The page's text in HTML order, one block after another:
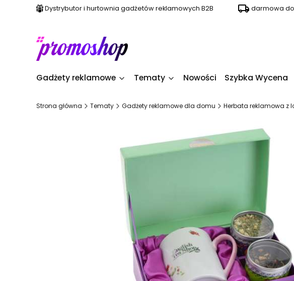
Dystrybutor i hurtownia gadżetów reklamowych B2B darmowa
Gadżety reklamowe Tematy Nowości Szybka Wycena
Strona główna Tematy Gadżety reklamowe dla domu Herbata reklamowa z